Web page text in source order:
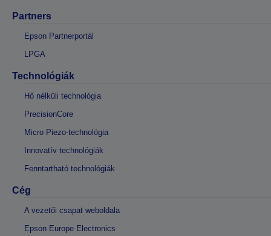
Partners
Epson Partnerportál
LPGA
Technológiák
Hő nélküli technológia
PrecisionCore
Micro Piezo-technológia
Innovatív technológiák
Fenntartható technológiák
Cég
A vezetői csapat weboldala
Epson Europe Electronics